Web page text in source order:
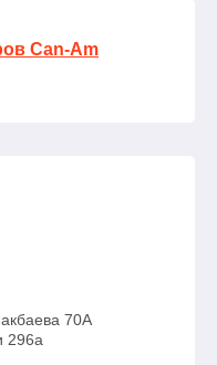
Can-Am
70А
296а